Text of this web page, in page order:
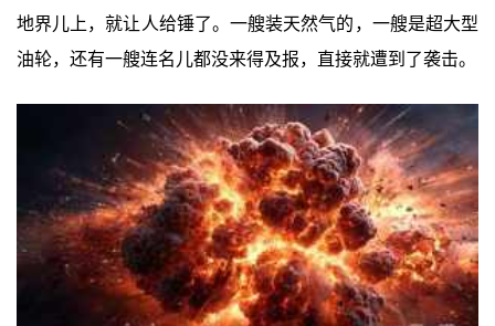
地界儿上，就让人给锤了。一艘装天然气的，一艘是超大型
油轮，还有一艘连名儿都没来得及报，直接就遭到了袭击。